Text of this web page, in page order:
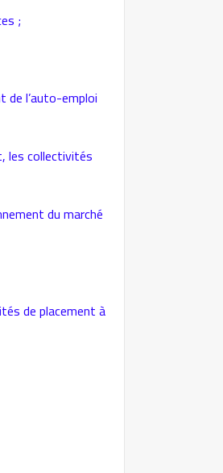
;
de l’auto-emploi
les collectivités
du marché
de placement à